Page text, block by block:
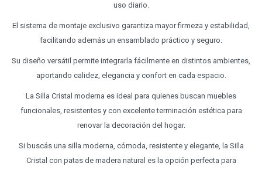
uso diario.
El sistema de montaje exclusivo garantiza mayor firmeza y estabilidad,
facilitando además un ensamblado práctico y seguro.
Su diseño versátil permite integrarla fácilmente en distintos ambientes,
aportando calidez, elegancia y confort en cada espacio.
La Silla Cristal moderna es ideal para quienes buscan muebles
funcionales, resistentes y con excelente terminación estética para
renovar la decoración del hogar.
Si buscás una silla moderna, cómoda, resistente y elegante, la Silla
Cristal con patas de madera natural es la opción perfecta para